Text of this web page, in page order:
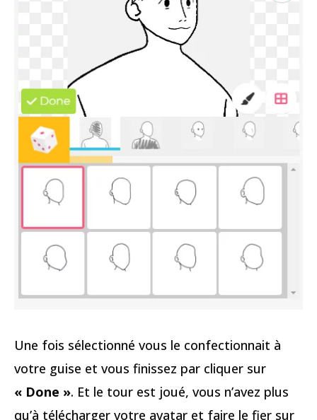
Une fois sélectionné vous le confectionnait à
votre guise et vous finissez par cliquer sur
« Done ». Et le tour est joué, vous n’avez plus
qu’à télécharger votre avatar et faire le fier sur